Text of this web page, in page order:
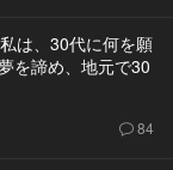
は、30代に何を願
を諦め、地元で30
84